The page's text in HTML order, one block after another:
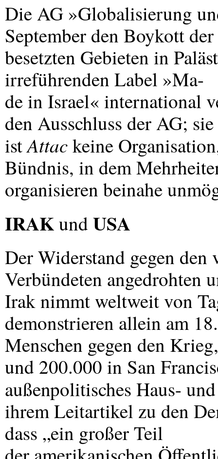
Die AG »Globalisierung
September den Boykott
besetzten Gebieten in
irreführenden Label »Ma-
de in Israel« international
den Ausschluss der AG;
istAttackeine
Bündnis, in dem
organisieren beinahe
IRAKundUSA
Der Widerstand gegen
Verbündeten angedrohten
Irak nimmt weltweit von
demonstrieren allein am
Menschen gegen den
und 200.000 in San
außenpolitisches Haus-
ihrem Leitartikel zu den
dass „ein großer Teil